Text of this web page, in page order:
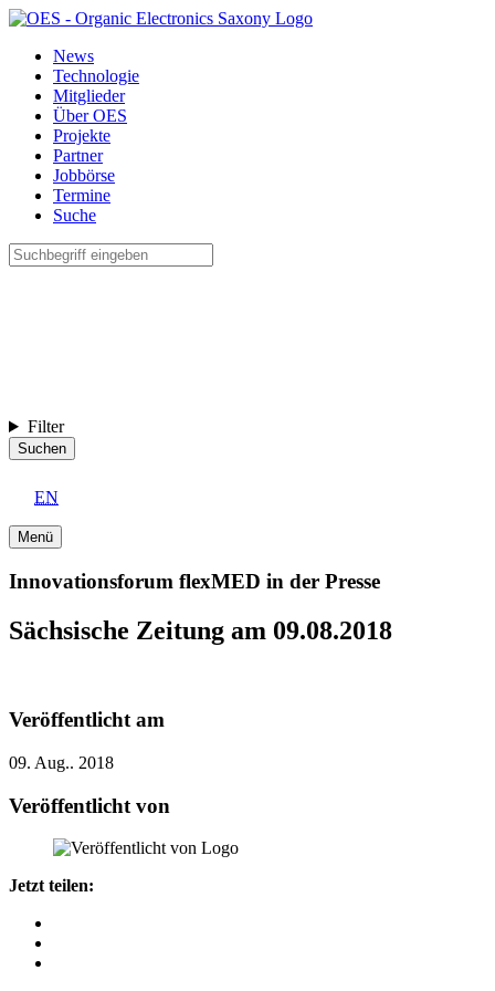
News
Technologie
Mitglieder
Über OES
Projekte
Partner
Jobbörse
Termine
Suche
Filter
Suchen
EN
Menü
Innovationsforum flexMED in der Presse
Sächsische Zeitung am 09.08.2018
Veröffentlicht am
09. Aug.. 2018
Veröffentlicht von
Jetzt teilen: